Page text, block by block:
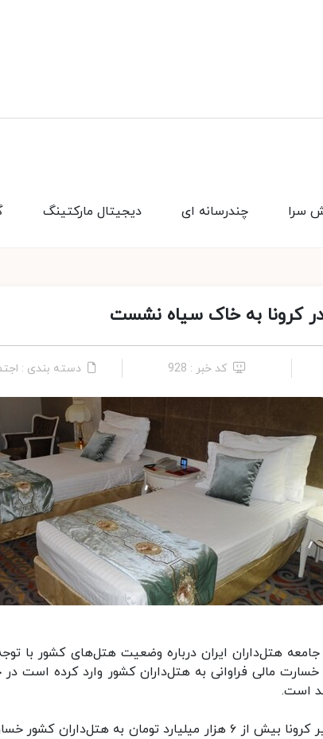
دیجیتال مارکتینگ چندرسانه ای سرا
کرونا به خاک سیاه نشست
کد خبر : 928 دسته بندی :
هتل‌داران ایران درباره وضعیت هتل‌های کشور با
شیوع ویروس کووید ـ ۱۹ خسارت مالی فراوانی به هتل‌داران کشور وارد
وی افزود: در ۴ ماهه اخیر کرونا بیش از ۶ هزار میلیارد تومان